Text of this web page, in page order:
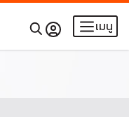
เมนู